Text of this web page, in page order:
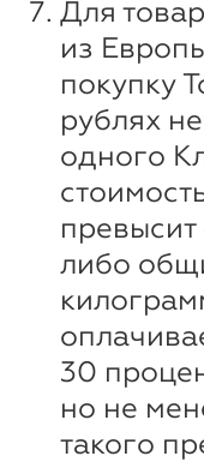
Для
из
покупку
рублях
одного
либо
30
но не
такого